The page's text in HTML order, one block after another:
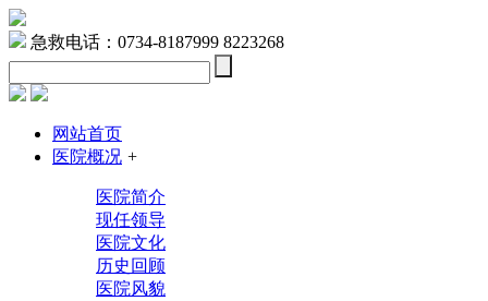
急救电话：0734-8187999 8223268
网站首页
医院概况 +
医院简介
现任领导
医院文化
历史回顾
医院风貌